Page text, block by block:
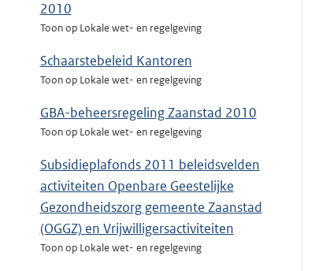
2010
Toon op Lokale wet- en regelgeving
Schaarstebeleid Kantoren
Toon op Lokale wet- en regelgeving
GBA-beheersregeling Zaanstad 2010
Toon op Lokale wet- en regelgeving
Subsidieplafonds 2011 beleidsvelden
activiteiten Openbare Geestelijke
Gezondheidszorg gemeente Zaanstad
(OGGZ) en Vrijwilligersactiviteiten
Toon op Lokale wet- en regelgeving